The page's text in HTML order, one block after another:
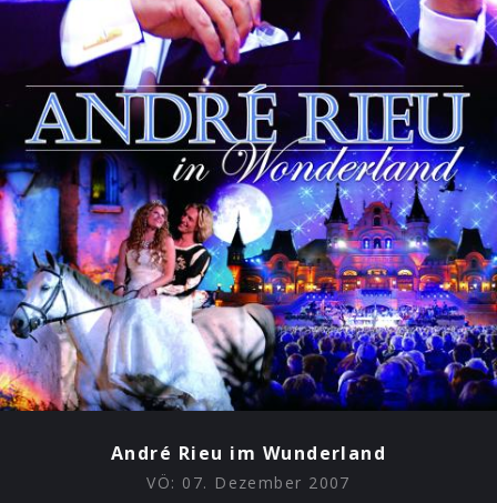
André Rieu im Wunderland
VÖ: 07. Dezember 2007